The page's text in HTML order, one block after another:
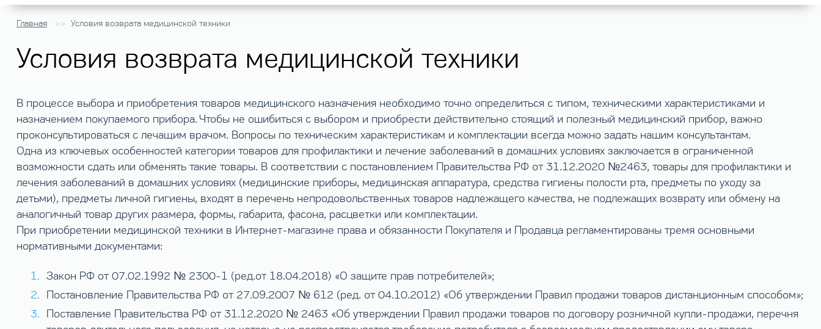
Главная Условия возврата медицинской техники
Условия возврата медицинской техники
В процессе выбора и приобретения товаров медицинского назначения необходимо точно определиться с типом, техническими характеристиками и
назначением покупаемого прибора. Чтобы не ошибиться с выбором и приобрести действительно стоящий и полезный медицинский прибор, важно
проконсультироваться с лечащим врачом. Вопросы по техническим характеристикам и комплектации всегда можно задать нашим консультантам.
Одна из ключевых особенностей категории товаров для профилактики и лечение заболеваний в домашних условиях заключается в ограниченной
возможности сдать или обменять такие товары. В соответствии с постановлением Правительства РФ от 31.12.2020 №2463, товары для профилактики и
лечения заболеваний в домашних условиях (медицинские приборы, медицинская аппаратура, средства гигиены полости рта, предметы по уходу за
детьми), предметы личной гигиены, входят в перечень непродовольственных товаров надлежащего качества, не подлежащих возврату или обмену на
аналогичный товар других размера, формы, габарита, фасона, расцветки или комплектации.
При приобретении медицинской техники в Интернет-магазине права и обязанности Покупателя и Продавца регламентированы тремя основными
нормативными документами:
Закон РФ от 07.02.1992 № 2300-1 (ред.от 18.04.2018) «О защите прав потребителей»;
Постановление Правительства РФ от 27.09.2007 № 612 (ред. от 04.10.2012) «Об утверждении Правил продажи товаров дистанционным способом»;
Поставление Правительства РФ от 31.12.2020 № 2463 «Об утверждении Правил продажи товаров по договору розничной купли-продажи, перечня